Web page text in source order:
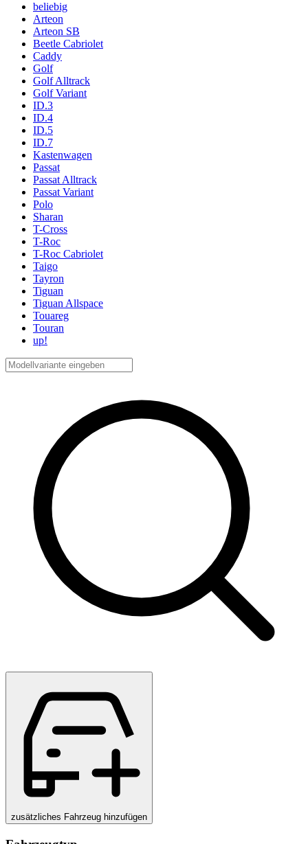
beliebig
Arteon
Arteon SB
Beetle Cabriolet
Caddy
Golf
Golf Alltrack
Golf Variant
ID.3
ID.4
ID.5
ID.7
Kastenwagen
Passat
Passat Alltrack
Passat Variant
Polo
Sharan
T-Cross
T-Roc
T-Roc Cabriolet
Taigo
Tayron
Tiguan
Tiguan Allspace
Touareg
Touran
up!
zusätzliches Fahrzeug hinzufügen